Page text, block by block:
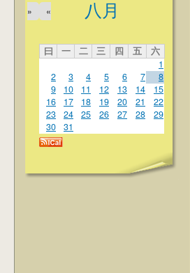
八月
«
»
曰 一 二 三 四 五
六
1
2
3 4 5 6 7
8
9
10 11 12 13 14
15
16
17 18 19 20 21
22
23
24 25 26 27 28
29
30
31